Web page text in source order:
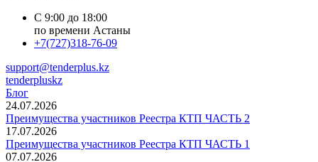
С 9:00 до 18:00
по времени Астаны
+7(727)318-76-09
support@tenderplus.kz
tenderpluskz
Блог
24.07.2026
Преимущества участников Реестра КТП ЧАСТЬ 2
17.07.2026
Преимущества участников Реестра КТП ЧАСТЬ 1
07.07.2026